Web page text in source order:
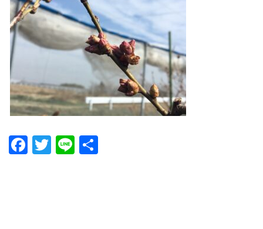
Facebook
Twitter
Line